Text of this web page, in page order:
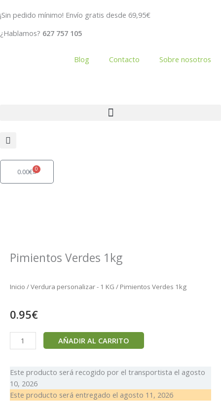
al
¡Sin pedido mínimo! Envío gratis desde 69,95€
¿Hablamos? 627 757 105
Blog Contacto Sobre nosotros
0.00€ 0
Carrito
Pimientos Verdes 1kg
Inicio /Verdura personalizar - 1 KG / Pimientos Verdes 1kg
0.95€
Pimientos
Verdes
cantidad
AÑADIR AL CARRITO
Este producto será recogido por el transportista el agosto
10, 2026
Este producto será entregado el agosto 11, 2026